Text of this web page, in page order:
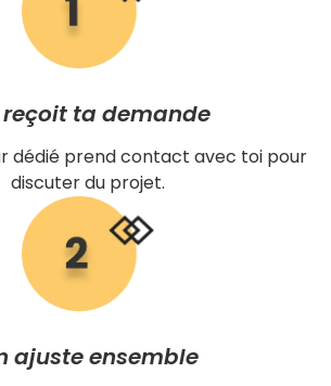
reçoit ta demande
dédié prend contact avec toi pour
discuter du projet.
ajuste ensemble